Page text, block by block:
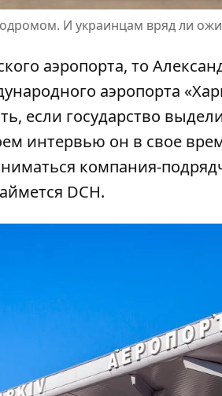
И украинцам вряд ли
аэропорта, то
аэропорта
если государство
интервью он в свое
компания-
DCH.